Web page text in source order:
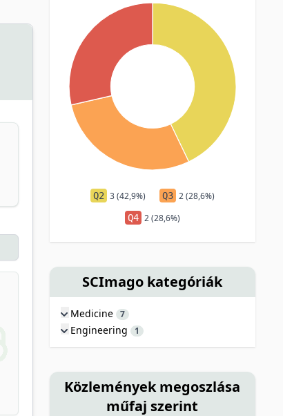
Q2 3 (42,9%) Q3 2 (28,6%)
Q4 2 (28,6%)
SCImago kategóriák
Medicine 7
Engineering 1
Közlemények megoszlása
műfaj szerint